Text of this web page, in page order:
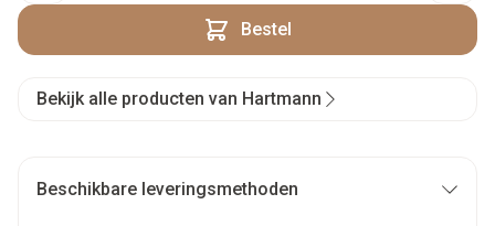
Bestel
Bekijk alle producten van Hartmann
Beschikbare leveringsmethoden